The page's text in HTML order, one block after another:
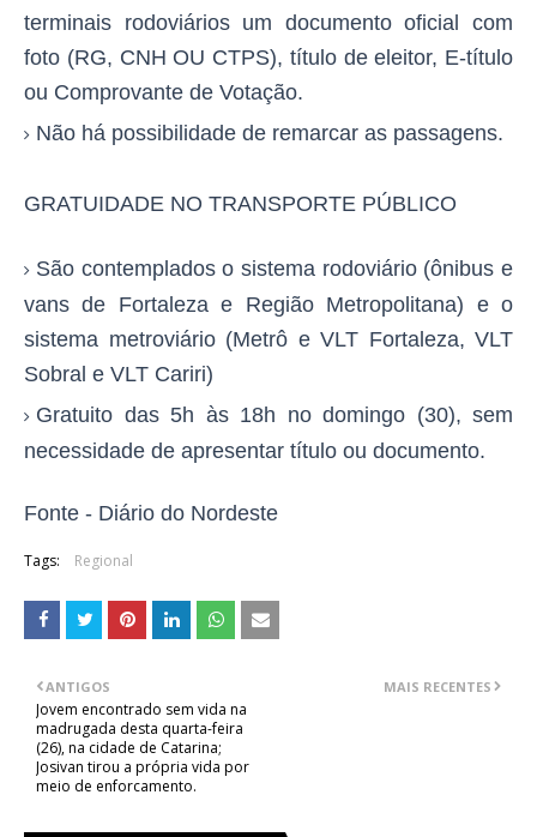
terminais rodoviários um documento oficial com
foto (RG, CNH OU CTPS), título de eleitor, E-título
ou Comprovante de Votação.
Não há possibilidade de remarcar as passagens.
GRATUIDADE NO TRANSPORTE PÚBLICO
São contemplados o sistema rodoviário (ônibus e
vans de Fortaleza e Região Metropolitana) e o
sistema metroviário (Metrô e VLT Fortaleza, VLT
Sobral e VLT Cariri)
Gratuito das 5h às 18h no domingo (30), sem
necessidade de apresentar título ou documento.
Fonte - Diário do Nordeste
Tags: Regional
MAIS RECENTES
ANTIGOS
Jovem encontrado sem vida na
madrugada desta quarta-feira
(26), na cidade de Catarina;
Josivan tirou a própria vida por
meio de enforcamento.